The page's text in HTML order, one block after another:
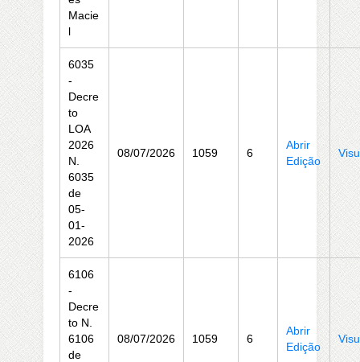
Macie
l
6035
-
Decre
to
LOA
2026
N.
6035
de
05-
01-
2026
08/07/2026 1059 6
Abrir
Edição
6106
-
Decre
to N.
6106
de
08/07/2026 1059 6
Abrir
Edição